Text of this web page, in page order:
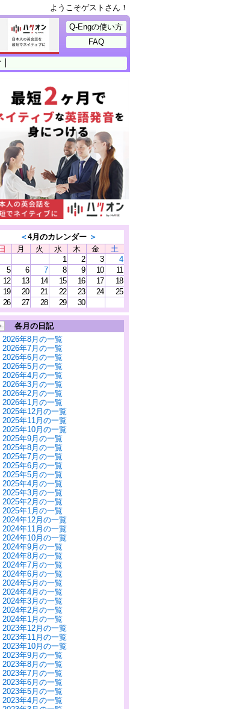
ようこそゲストさん！
Q-Engの使い方
FAQ
＜4月のカレンダー ＞
日
月 火 水 木 金
土
1
2 3
4
5
6 7 8 9 10
11
12
13 14 15 16 17
18
19
20 21 22 23 24
25
26
27 28 29 30
各月の日記
2026年8月の一覧
2026年7月の一覧
2026年6月の一覧
2026年5月の一覧
2026年4月の一覧
2026年3月の一覧
2026年2月の一覧
2026年1月の一覧
2025年12月の一覧
2025年11月の一覧
2025年10月の一覧
2025年9月の一覧
2025年8月の一覧
2025年7月の一覧
2025年6月の一覧
2025年5月の一覧
2025年4月の一覧
2025年3月の一覧
2025年2月の一覧
2025年1月の一覧
2024年12月の一覧
2024年11月の一覧
2024年10月の一覧
2024年9月の一覧
2024年8月の一覧
2024年7月の一覧
2024年6月の一覧
2024年5月の一覧
2024年4月の一覧
2024年3月の一覧
2024年2月の一覧
2024年1月の一覧
2023年12月の一覧
2023年11月の一覧
2023年10月の一覧
2023年9月の一覧
2023年8月の一覧
2023年7月の一覧
2023年6月の一覧
2023年5月の一覧
2023年4月の一覧